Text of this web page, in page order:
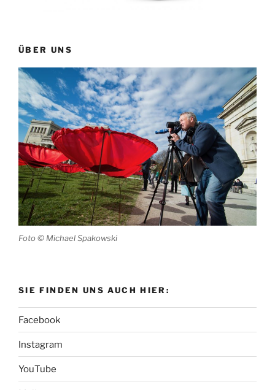
ÜBER UNS
Foto © Michael Spakowski
SIE FINDEN UNS AUCH HIER:
Facebook
Instagram
YouTube